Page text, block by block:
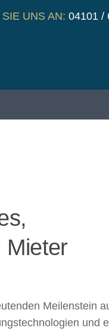
UNS AN: 04101 /
Mieter
Meilenstein
und